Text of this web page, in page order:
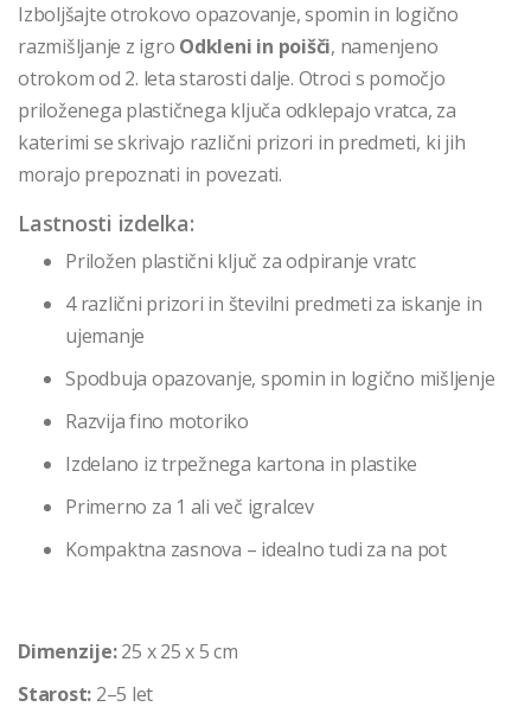
Izboljšajte otrokovo opazovanje, spomin in logično
razmišljanje z igro Odkleni in poišči, namenjeno
otrokom od 2. leta starosti dalje. Otroci s pomočjo
priloženega plastičnega ključa odklepajo vratca, za
katerimi se skrivajo različni prizori in predmeti, ki jih
morajo prepoznati in povezati.
Lastnosti izdelka:
Priložen plastični ključ za odpiranje vratc
4 različni prizori in številni predmeti za iskanje in
ujemanje
Spodbuja opazovanje, spomin in logično mišljenje
Razvija fino motoriko
Izdelano iz trpežnega kartona in plastike
Primerno za 1 ali več igralcev
Kompaktna zasnova – idealno tudi za na pot
Dimenzije:25 x 25 x 5 cm
Starost: 2–5 let